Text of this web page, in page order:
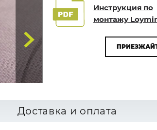
Инструкция по
монтажу
Доставка и оплата